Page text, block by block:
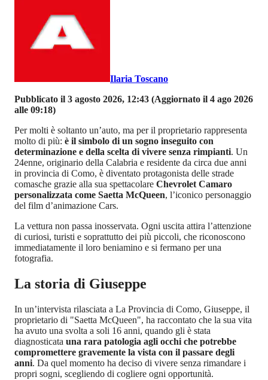
Ilaria Toscano
Pubblicato il 3 agosto 2026, 12:43 (Aggiornato il 4 ago 2026
alle 09:18)
Per molti è soltanto un’auto, ma per il proprietario rappresenta
molto di più: è il simbolo di un sogno inseguito con
determinazione e della scelta di vivere senza rimpianti. Un
24enne, originario della Calabria e residente da circa due anni
in provincia di Como, è diventato protagonista delle strade
comasche grazie alla sua spettacolare Chevrolet Camaro
personalizzata come Saetta McQueen, l’iconico personaggio
del film d’animazione Cars.
La vettura non passa inosservata. Ogni uscita attira l’attenzione
di curiosi, turisti e soprattutto dei più piccoli, che riconoscono
immediatamente il loro beniamino e si fermano per una
fotografia.
La storia di Giuseppe
In un’intervista rilasciata a La Provincia di Como, Giuseppe, il
proprietario di "Saetta McQueen", ha raccontato che la sua vita
ha avuto una svolta a soli 16 anni, quando gli è stata
diagnosticata una rara patologia agli occhi che potrebbe
compromettere gravemente la vista con il passare degli
anni. Da quel momento ha deciso di vivere senza rimandare i
propri sogni, scegliendo di cogliere ogni opportunità.